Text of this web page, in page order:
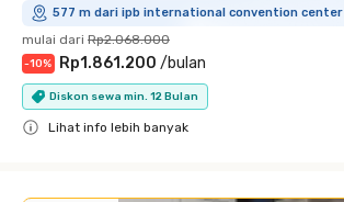
577 m dari ipb international convention center
mulai dari Rp2.068.000
-10% Rp1.861.200 /bulan
Diskon sewa min. 12 Bulan
Lihat info lebih banyak